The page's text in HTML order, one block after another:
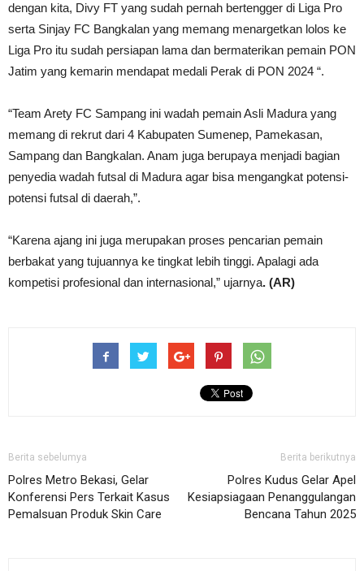
dengan kita, Divy FT yang sudah pernah bertengger di Liga Pro
serta Sinjay FC Bangkalan yang memang menargetkan lolos ke
Liga Pro itu sudah persiapan lama dan bermaterikan pemain PON
Jatim yang kemarin mendapat medali Perak di PON 2024 “.
“Team Arety FC Sampang ini wadah pemain Asli Madura yang
memang di rekrut dari 4 Kabupaten Sumenep, Pamekasan,
Sampang dan Bangkalan. Anam juga berupaya menjadi bagian
penyedia wadah futsal di Madura agar bisa mengangkat potensi-
potensi futsal di daerah,”.
“Karena ajang ini juga merupakan proses pencarian pemain
berbakat yang tujuannya ke tingkat lebih tinggi. Apalagi ada
kompetisi profesional dan internasional,” ujarnya. (AR)
Berita sebelumya
Polres Metro Bekasi, Gelar
Konferensi Pers Terkait Kasus
Pemalsuan Produk Skin Care
Berita berikutnya
Polres Kudus Gelar Apel
Kesiapsiagaan Penanggulangan
Bencana Tahun 2025